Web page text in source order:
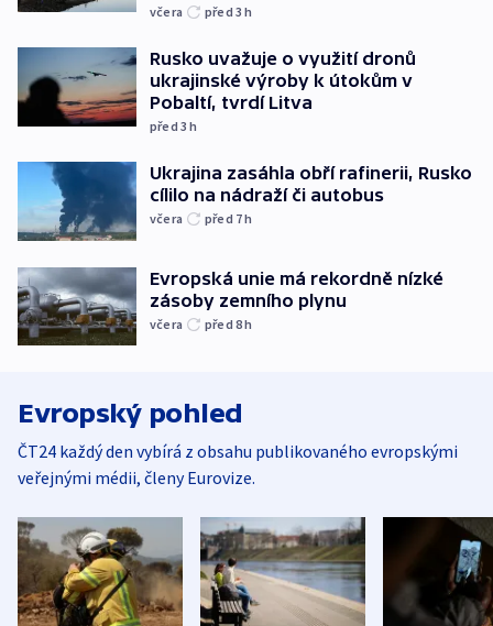
včera před 3h
Rusko uvažuje o využití dronů
ukrajinské výroby k útokům v
Pobaltí, tvrdí Litva
před 3h
Ukrajina zasáhla obří rafinerii, Rusko
cílilo na nádraží či autobus
včera před 7h
Evropská unie má rekordně nízké
zásoby zemního plynu
včera před 8h
Evropský pohled
ČT24 každý den vybírá z obsahu publikovaného evropskými
veřejnými médii, členy Eurovize.